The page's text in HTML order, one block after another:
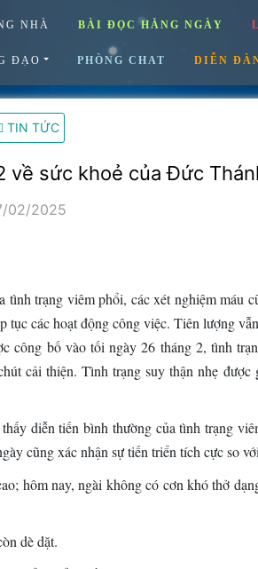
NHÀ BÀI ĐỌC HẰNG NGÀY
ĐẠO PHÒNG CHAT DIỄN
TIN TỨC
về sức khoẻ của Đức
02/2025
trạng viêm phổi, các xét nghiệm máu
các hoạt động công việc. Tiên lượng
công bố vào tối ngày 26 tháng 2, tình
cải thiện. Tình trạng suy thận nhẹ được
diễn tiến bình thường của tình trạng
cũng xác nhận sự tiến triển tích cực so
hôm nay, ngài không có cơn khó thở
dè dặt.